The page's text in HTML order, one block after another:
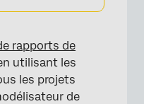
rapports de
utilisant les
les projets
de